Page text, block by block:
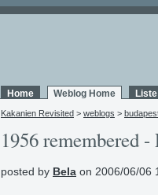
Home Weblog Home
Kakanien Revisited > weblogs >
1956 remembered -
posted by Bela on 2006/06/06